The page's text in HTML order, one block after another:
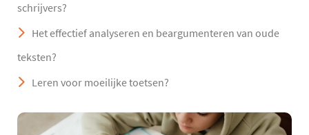
schrijvers?
Het effectief analyseren en beargumenteren van oude
teksten?
Leren voor moeilijke toetsen?